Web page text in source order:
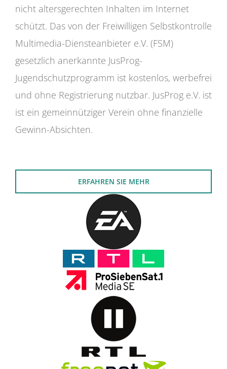
nicht altersgerechten Inhalten im Internet
schützt. Das von der Freiwilligen Selbstkontrolle
Multimedia-Diensteanbieter e.V. (FSM)
gesetzlich anerkannte JusProg-
Jugendschutzprogramm ist kostenlos, werbefrei
und ohne Registrierung nutzbar. JusProg e.V. ist
ist ein gemeinnütziger Verein ohne finanzielle
Gewinn-Absichten.
ERFAHREN SIE MEHR